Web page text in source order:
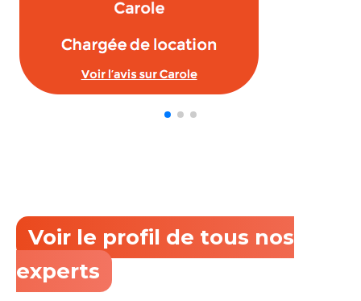
Voir le profil de tous nos
experts